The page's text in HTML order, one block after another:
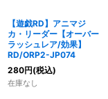
【遊戯RD】アニマジ
カ・リーダー【オーバー
ラッシュレア/効果】
RD/ORP2-JP074
280円(税込)
在庫なし